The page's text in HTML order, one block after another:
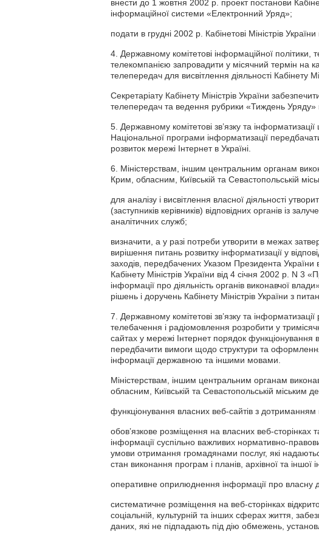
внести до 1 жовтня 2002 р. проект постанови
інформаційної системи «Електронний Уряд»;
подати в грудні 2002 р. Кабінетові Міністрів
4. Державному комітетові інформаційної
телекомпанією запровадити у місячний термін на
телепередач для висвітлення діяльності Кабінету
Секретаріату Кабінету Міністрів України
телепередач та ведення рубрики «Тиждень Уряду»
5. Державному комітетові зв’язку та
Національної програми інформатизації
розвиток мережі Інтернет в Україні.
6. Міністерствам, іншим центральним органам
Крим, обласним, Київській та Севастопольській
для аналізу і висвітлення власної діяльності
(заступників керівників) відповідних органів із
аналітичних служб;
визначити, а у разі потреби утворити в межах
вирішення питань розвитку інформатизації у
заходів, передбачених Указом Президента
Кабінету Міністрів України від 4 січня 2002 р. N
інформації про діяльність органів виконавчої
рішень і доручень Кабінету Міністрів України з
7. Державному комітетові зв’язку та
телебачення і радіомовлення розробити у
сайтах у мережі Інтернет порядок функціонування
передбачити вимоги щодо структури та
інформації державною та іншими мовами.
Міністерствам, іншим центральним органам
обласним, Київській та Севастопольській міським
функціонування власних веб-сайтів з дотриманням
обов’язкове розміщення на власних веб-сторінках
інформації суспільно важливих нормативно-
умови отримання громадянами послуг, які
стан виконання програм і планів, архівної та іншої
оперативне оприлюднення інформації про власну
систематичне розміщення на веб-сторінках
соціальній, культурній та інших сферах життя,
даних, які не підпадають під дію обмежень,